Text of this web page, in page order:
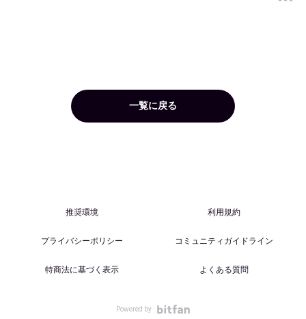
一覧に戻る
推奨環境 利用規約
プライバシーポリシー コミュニティガイドライン
特商法に基づく表示 よくある質問
Powered by